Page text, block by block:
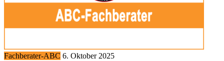
Fachberater-ABC 6. Oktober 2025